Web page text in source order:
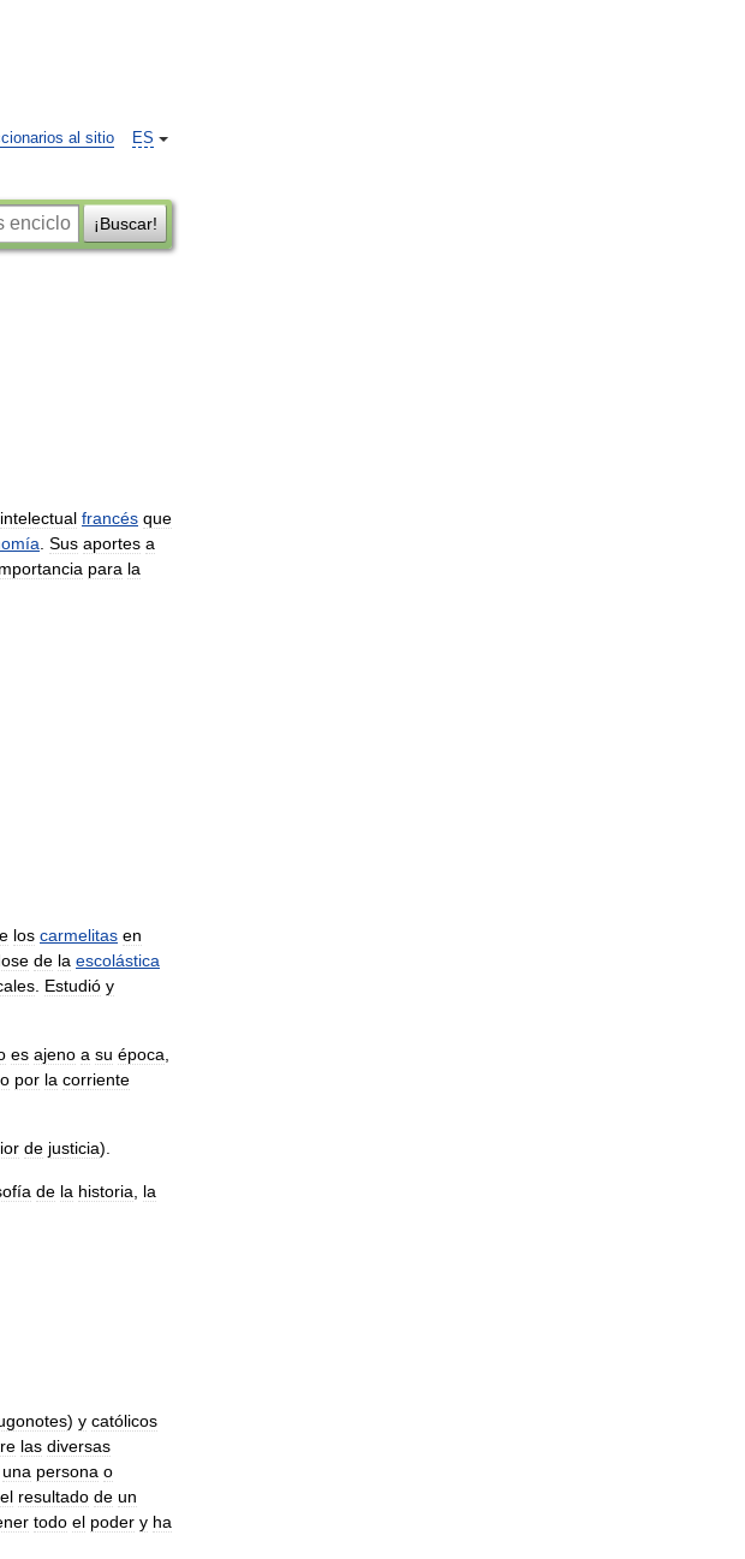
ES
al sitio
¡Buscar!
intelectual francés que
Sus aportes a
para la
los carmelitas en
de la escolástica
Estudió y
es ajeno a su época
por la corriente
de justicia).
de la historia
la
) y católicos
las diversas
una persona o
el resultado de un
todo el poder y ha